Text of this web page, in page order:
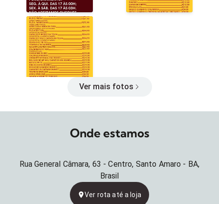
Ver mais fotos
Onde estamos
Rua General Câmara, 63 - Centro, Santo Amaro - BA,
Brasil
Ver rota até a loja